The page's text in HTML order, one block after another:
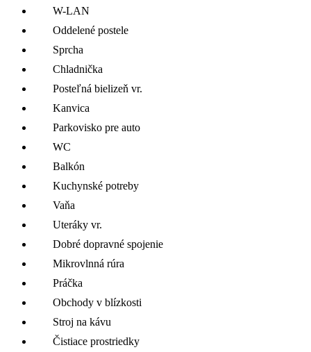
W-LAN
Oddelené postele
Sprcha
Chladnička
Posteľná bielizeň vr.
Kanvica
Parkovisko pre auto
WC
Balkón
Kuchynské potreby
Vaňa
Uteráky vr.
Dobré dopravné spojenie
Mikrovlnná rúra
Práčka
Obchody v blízkosti
Stroj na kávu
Čistiace prostriedky